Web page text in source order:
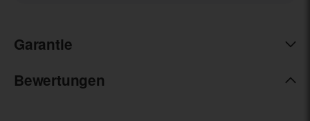
Garantie
Bewertungen